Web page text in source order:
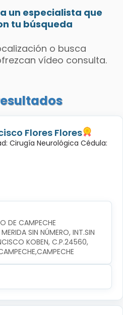
un especialista que
tu búsqueda
o busca
vídeo consulta.
Flores Flores
Cirugía Neurológica Cédula:
DE CAMPECHE
SIN NÚMERO, INT.SIN
KOBEN, C.P.24560,